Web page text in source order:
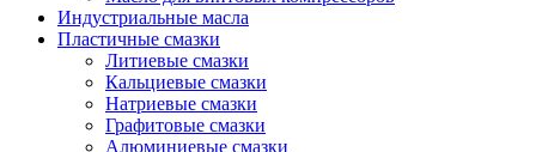
Индустриальные масла
Пластичные смазки
Литиевые смазки
Кальциевые смазки
Натриевые смазки
Графитовые смазки
Алюминиевые смазки